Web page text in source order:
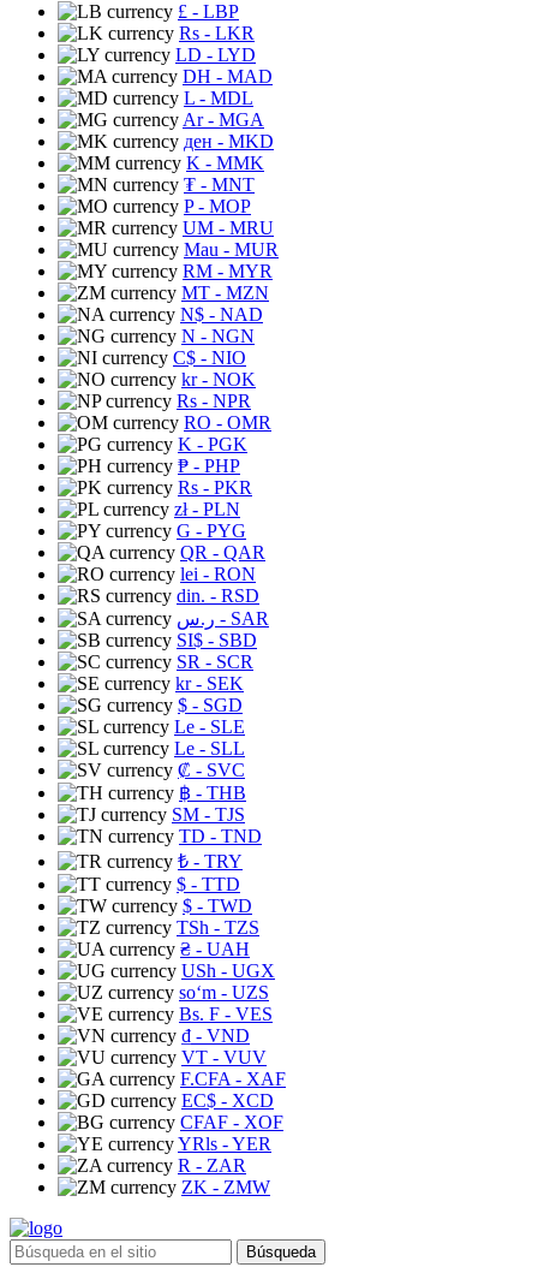
£ - LBP
Rs - LKR
LD - LYD
DH - MAD
L - MDL
Ar- MGA
ден - MKD
K - MMK
₮ - MNT
P- MOP
UM - MRU
Mau - MUR
RM - MYR
MT - MZN
N$ - NAD
N - NGN
C$ - NIO
kr- NOK
Rs - NPR
RO - OMR
K - PGK
₱ - PHP
Rs - PKR
zł- PLN
G - PYG
QR - QAR
lei - RON
din. - RSD
ر.س - SAR
SI$ - SBD
SR - SCR
kr- SEK
$ - SGD
Le - SLE
Le - SLL
₡ - SVC
฿ - THB
ЅМ - TJS
TD - TND
₺ - TRY
$ - TTD
$ - TWD
TSh - TZS
₴ - UAH
USh - UGX
soʻm - UZS
Bs. F - VES
₫ - VND
VT - VUV
F.CFA - XAF
EC$ - XCD
CFAF - XOF
YRls - YER
R - ZAR
ZK - ZMW
Búsqueda